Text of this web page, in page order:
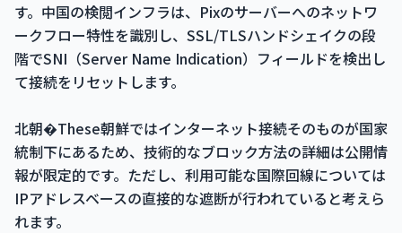
す。中国の検閲インフラは、Pixのサーバーへのネットワ
ークフロー特性を識別し、SSL/TLSハンドシェイクの段
階でSNI（Server Name Indication）フィールドを検出し
て接続をリセットします。
北朝�These朝鮮ではインターネット接続そのものが国家
統制下にあるため、技術的なブロック方法の詳細は公開情
報が限定的です。ただし、利用可能な国際回線については
IPアドレスベースの直接的な遮断が行われていると考えら
れます。